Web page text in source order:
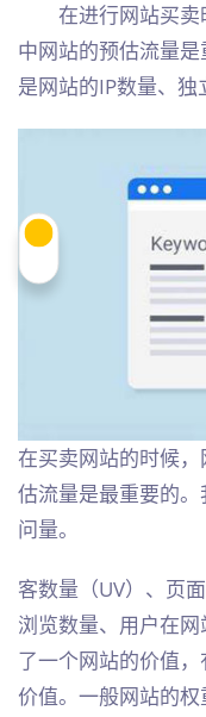
在进行网站买卖
中网站的预估流量
是网站的IP数量、独
在买卖网站的时候
估流量是最重要的
问量。
客数量（UV）、页
浏览数量、用户在
了一个网站的价值
价值。一般网站的